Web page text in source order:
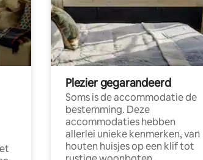
Plezier gegarandeerd
Soms is de accommodatie de
bestemming. Deze
accommodaties hebben
allerlei unieke kenmerken, van
houten huisjes op een klif tot